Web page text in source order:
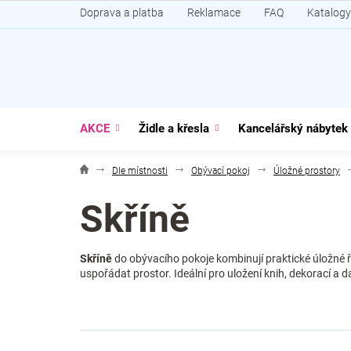
na
Doprava a platba Reklamace FAQ Katalogy
AKCE Židle a křesla Kancelářský nábytek
Dle místnosti Obývací pokoj Úložné prostory
Skříně
Skřínědo obývacího pokoje kombinují praktické úložné
uspořádat prostor. Ideální pro uložení knih, dekorací a